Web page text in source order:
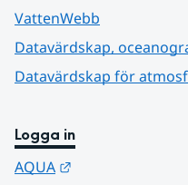
VattenWebb
Datavärdskap,
Datavärdskap för
Logga in
AQUA